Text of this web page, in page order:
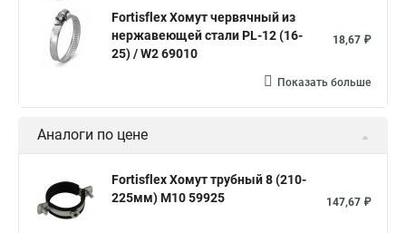
Хомуты металлические для кабеля крепления
Хомут 20 цена
Хомуты на кислородные шланги
Хомут на нагрузку Хомуты металлические для шрус
Купить нейлоновые стяжки хомуты
Fortisflex Хомут червячный из
нержавеющей стали PL-12 (16-
25) / W2 69010
18,67 ₽
Показать больше
Аналоги по цене
Fortisflex Хомут трубный 8 (210-
225мм) М10 59925
147,67 ₽